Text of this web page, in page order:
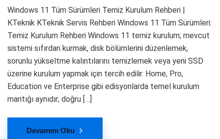
Windows 11 Tüm Sürümleri Temiz Kurulum Rehberi |
KTeknik KTeknik Servis Rehberi Windows 11 Tüm Sürümleri:
Temiz Kurulum Rehberi Windows 11 temiz kurulum; mevcut
sistemi sıfırdan kurmak, disk bölümlerini düzenlemek,
sorunlu yükseltme kalıntılarını temizlemek veya yeni SSD
üzerine kurulum yapmak için tercih edilir. Home, Pro,
Education ve Enterprise gibi edisyonlarda temel kurulum
mantığı aynıdır; doğru […]
Devamını Oku